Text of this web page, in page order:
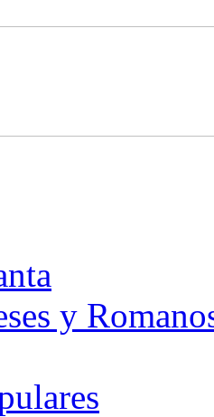
y